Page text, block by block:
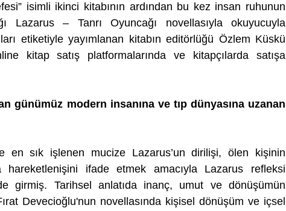
isimli ikinci kitabının ardından bu kez insan ruhunun
Lazarus – Tanrı Oyuncağı novellasıyla okuyucuyla
etiketiyle yayımlanan kitabın editörlüğü Özlem Küskü
kitap satış platformalarında ve kitapçılarda satışa
günümüz modern insanına ve tıp dünyasına uzanan
en sık işlenen mucize Lazarus’un dirilişi, ölen kişinin
hareketlenişini ifade etmek amacıyla Lazarus refleksi
girmiş. Tarihsel anlatıda inanç, umut ve dönüşümün
Devecioğlu'nun novellasında kişisel dönüşüm ve içsel